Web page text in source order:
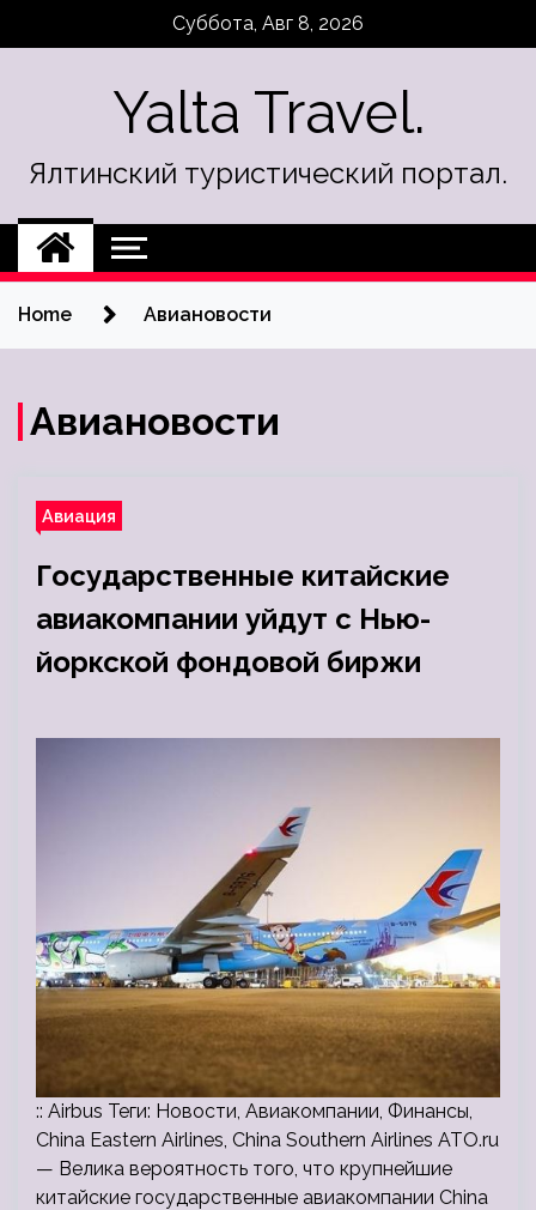
Суббота, Авг 8, 2026
Yalta Travel.
Ялтинский туристический портал.
Home Авиановости
Авиановости
Авиация
Государственные китайские
авиакомпании уйдут с Нью-
йоркской фондовой биржи
:: Airbus Теги: Новости, Авиакомпании, Финансы,
China Eastern Airlines, China Southern Airlines ATO.ru
— Велика вероятность того, что крупнейшие
китайские государственные авиакомпании China